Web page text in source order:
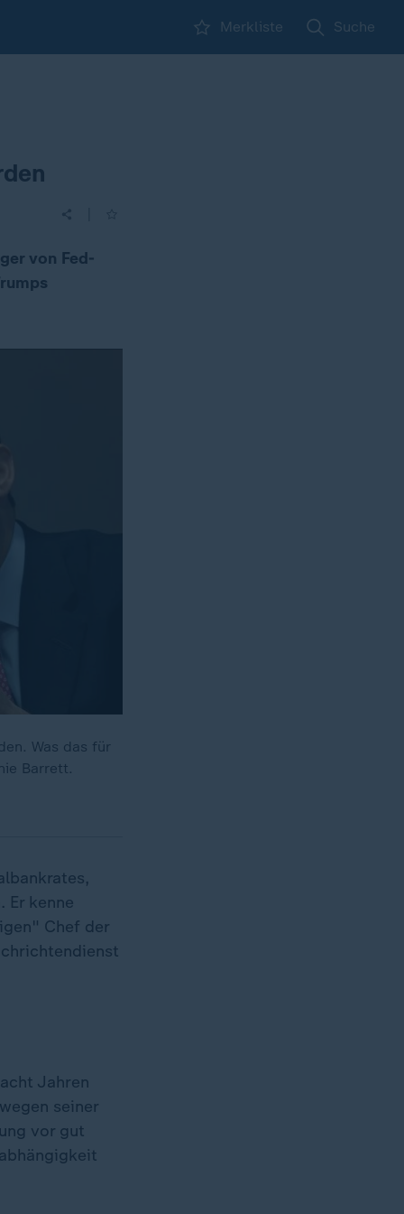
Merkliste Suche
von Fed-
Was das für
Barrett.
Er kenne
Chef der
Jahren
seiner
vor gut